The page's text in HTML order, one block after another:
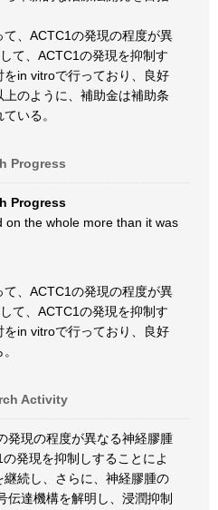
、ACTC1の発現の程度が異
て、ACTC1の発現を抑制す
in vitroで行っており、良好
のように、補助金は補助条
いる。
Progress
Progress
on the whole more than it was
、ACTC1の発現の程度が異
て、ACTC1の発現を抑制す
in vitroで行っており、良好
Activity
発現の程度が異なる神経膠腫
発現を抑制しすることによ
続し、さらに、神経膠腫の
伝達機構を解明し、浸潤抑制